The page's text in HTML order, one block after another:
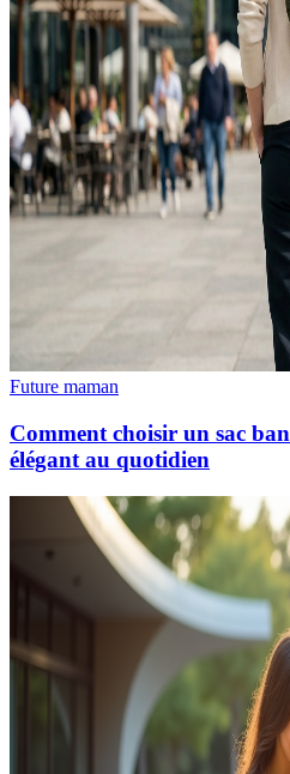
Future maman
Comment choisir un sac
élégant au quotidien